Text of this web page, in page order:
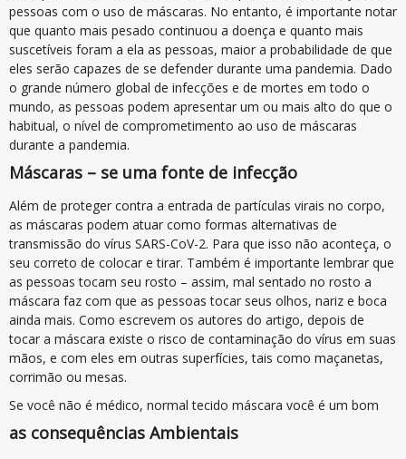
pessoas com o uso de máscaras. No entanto, é importante notar
que quanto mais pesado continuou a doença e quanto mais
suscetíveis foram a ela as pessoas, maior a probabilidade de que
eles serão capazes de se defender durante uma pandemia. Dado
o grande número global de infecções e de mortes em todo o
mundo, as pessoas podem apresentar um ou mais alto do que o
habitual, o nível de comprometimento ao uso de máscaras
durante a pandemia.
Máscaras – se uma fonte de infecção
Além de proteger contra a entrada de partículas virais no corpo,
as máscaras podem atuar como formas alternativas de
transmissão do vírus SARS-CoV-2. Para que isso não aconteça, o
seu correto de colocar e tirar. Também é importante lembrar que
as pessoas tocam seu rosto – assim, mal sentado no rosto a
máscara faz com que as pessoas tocar seus olhos, nariz e boca
ainda mais. Como escrevem os autores do artigo, depois de
tocar a máscara existe o risco de contaminação do vírus em suas
mãos, e com eles em outras superfícies, tais como maçanetas,
corrimão ou mesas.
Se você não é médico, normal tecido máscara você é um bom
as consequências Ambientais